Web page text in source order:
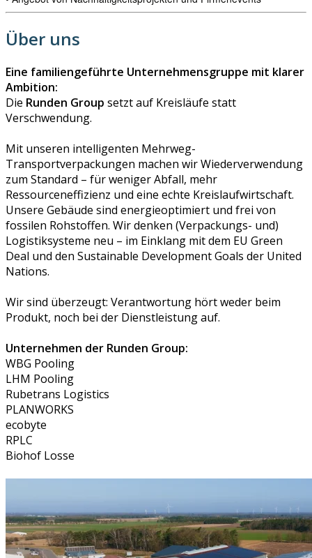
Über uns
Eine familiengeführte Unternehmensgruppe mit klarer
Ambition:
Die Runden Group setzt auf Kreisläufe statt
Verschwendung.
Mit unseren intelligenten Mehrweg-
Transportverpackungen machen wir Wiederverwendung
zum Standard – für weniger Abfall, mehr
Ressourceneffizienz und eine echte Kreislaufwirtschaft.
Unsere Gebäude sind energieoptimiert und frei von
fossilen Rohstoffen. Wir denken (Verpackungs- und)
Logistiksysteme neu – im Einklang mit dem EU Green
Deal und den Sustainable Development Goals der United
Nations.
Wir sind überzeugt: Verantwortung hört weder beim
Produkt, noch bei der Dienstleistung auf.
Unternehmen der Runden Group:
WBG Pooling
LHM Pooling
Rubetrans Logistics
PLANWORKS
ecobyte
RPLC
Biohof Losse